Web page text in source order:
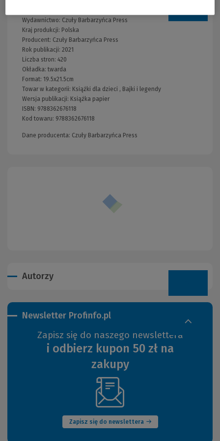
Wydawnictwo: Czuły Barbarzyńca Press
Kraj produkcji: Polska
Producent: Czuły Barbarzyńca Press
Rok publikacji: 2021
Liczba stron: 420
Okładka:twarda
Format: 19.5x21.5cm
Towar w kategorii: Książki dla dzieci , Bajki i legendy
Wersja publikacji: Książka papier
ISBN: 9788362676118
Kod towaru: 9788362676118
Dane producenta: Czuły Barbarzyńca Press
Autorzy
Newsletter Profinfo.pl
Zapisz się do naszego newslettera
i odbierz kupon 50 zł na
zakupy
Zapisz się do newslettera
(Nowe
okno)